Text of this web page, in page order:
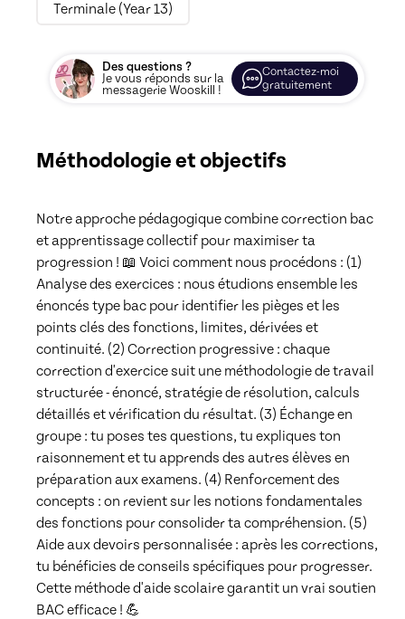
Terminale (Year 13)
Des questions ?
Je vous réponds sur la
messagerie Wooskill !
Contactez-moi
gratuitement
Méthodologie et objectifs
Notre approche pédagogique combine correction bac
et apprentissage collectif pour maximiser ta
progression ! 📖 Voici comment nous procédons : (1)
Analyse des exercices : nous étudions ensemble les
énoncés type bac pour identifier les pièges et les
points clés des fonctions, limites, dérivées et
continuité. (2) Correction progressive : chaque
correction d'exercice suit une méthodologie de travail
structurée - énoncé, stratégie de résolution, calculs
détaillés et vérification du résultat. (3) Échange en
groupe : tu poses tes questions, tu expliques ton
raisonnement et tu apprends des autres élèves en
préparation aux examens. (4) Renforcement des
concepts : on revient sur les notions fondamentales
des fonctions pour consolider ta compréhension. (5)
Aide aux devoirs personnalisée : après les corrections,
tu bénéficies de conseils spécifiques pour progresser.
Cette méthode d'aide scolaire garantit un vrai soutien
BAC efficace ! 💪